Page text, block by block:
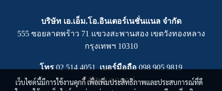
บริษัท เอ.เอ็ม.โอ.อินเตอร์เนชั่นแนล จำกัด
555 ซอยลาดพร้าว 71 แขวงสะพานสอง เขตวังทองหลาง
กรุงเทพฯ 10310
โทร02 514 4051เบอร์มือถือ 098 905 9819
Attn :คุณเกฟ
เว็บไซต์นี้มีการใช้งานคุกกี้ เพื่อเพิ่มประสิทธิภาพและประสบการณ์ที่ดี